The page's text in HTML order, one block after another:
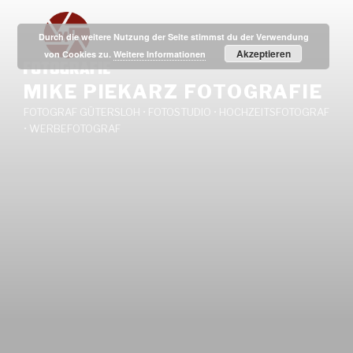
Inhalt
springen
MIKE PIEKARZ FOTOGRAFIE
FOTOGRAF GÜTERSLOH • FOTOSTUDIO • HOCHZEITSFOTOGRAF
• WERBEFOTOGRAF
Durch die weitere Nutzung der Seite stimmst du der Verwendung
von Cookies zu.Weitere Informationen Akzeptieren